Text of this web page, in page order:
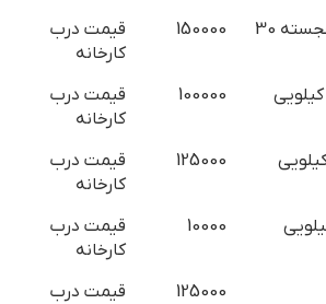
گچ گیپتون سمنان خجسته 30
150000
قیمت درب
کارخانه
100000
قیمت درب
کارخانه
125000
قیمت درب
کارخانه
10000
قیمت درب
کارخانه
125000
قیمت درب